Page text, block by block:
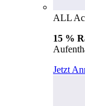
ALL
15 %
Jetzt